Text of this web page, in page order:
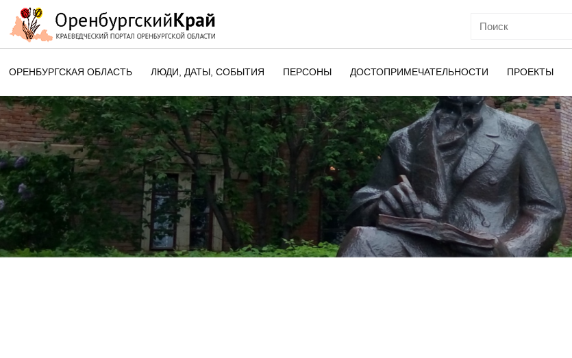
ОРЕНБУРГСКАЯ ОБЛАСТЬ ЛЮДИ, ДАТЫ, CОБЫТИЯ
ЭТОТ ДЕНЬ В ИСТОРИИ
ОРЕНБУРГСКОГО КРАЯ
ПАМЯТНЫЕ ДАТЫ ОРЕНБУРГСКОЙ
ОБЛАСТИ
ПЕРСОНЫ ДОСТОПРИМЕЧАТЕЛЬНОСТИ ПРОЕКТЫ